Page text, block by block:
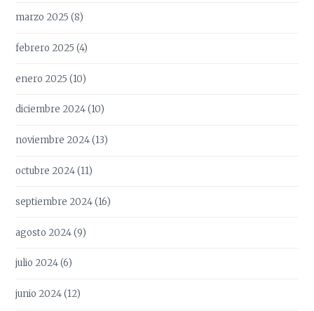
marzo 2025 (8)
febrero 2025 (4)
enero 2025 (10)
diciembre 2024(10)
noviembre 2024(13)
octubre 2024(11)
septiembre 2024(16)
agosto 2024(9)
julio 2024(6)
junio 2024(12)